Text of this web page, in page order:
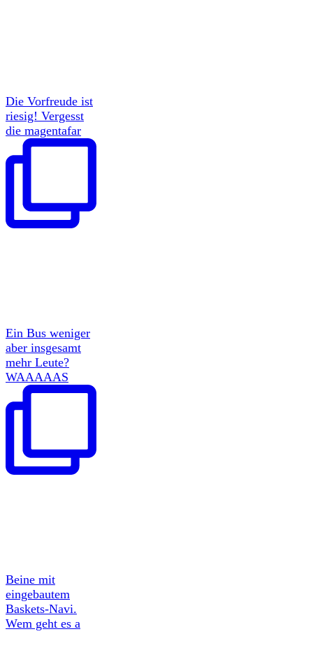
Die Vorfreude ist
riesig! Vergesst
die magentafar
Ein Bus weniger
aber insgesamt
mehr Leute?
WAAAAAS
Beine mit
eingebautem
Baskets-Navi.
Wem geht es a